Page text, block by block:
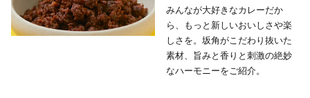
みんなが大好きなカレーだか
ら、もっと新しいおいしさや楽
しさを。坂角がこだわり抜いた
素材、旨みと香りと刺激の絶妙
なハーモニーをご紹介。